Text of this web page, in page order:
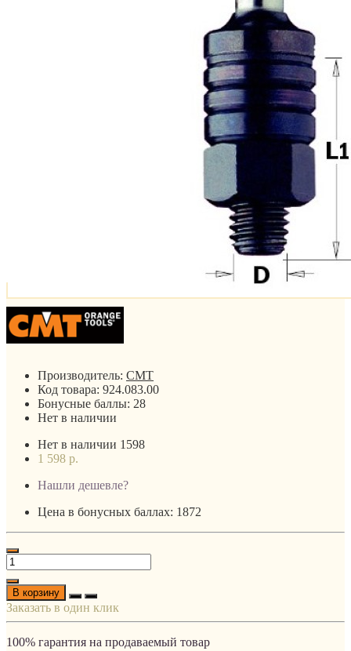
Производитель: CMT
Код товара: 924.083.00
Бонусные баллы: 28
Нет в наличии
Нет в наличии 1598
1 598 р.
Нашли дешевле?
Цена в бонусных баллах: 1872
В корзину
Заказать в один клик
100% гарантия на продаваемый товар